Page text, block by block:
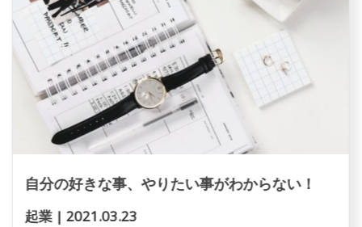
自分の好きな事、やりたい事がわからない！
起業 | 2021.03.23